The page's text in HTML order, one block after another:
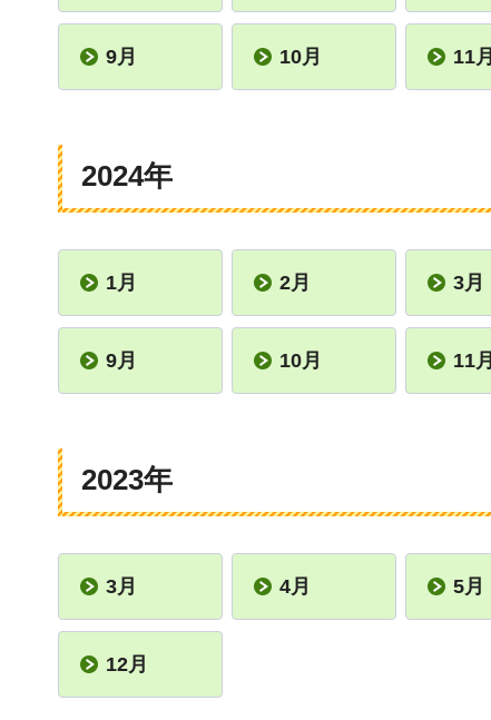
9月 10月 11月
2024年
1月 2月 3月
9月 10月 11月
2023年
3月 4月 5月
12月